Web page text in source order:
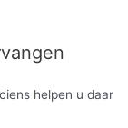
helpen u daar